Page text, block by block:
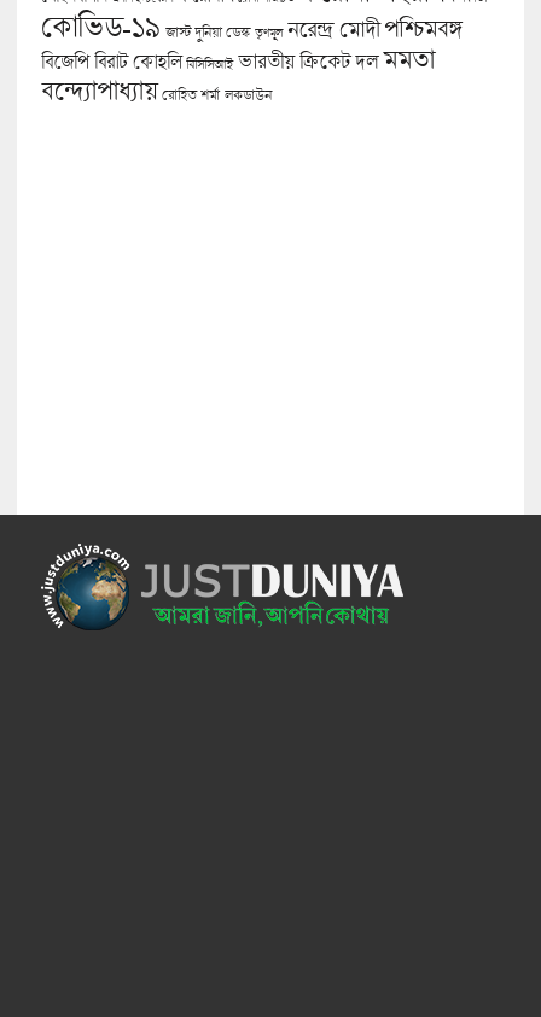
কোভিড-১৯ জাস্ট দুনিয়া ডেস্ক তৃণমূল নরেন্দ্র মোদী পশ্চিমবঙ্গ
বিজেপি বিরাট কোহলি বিসিসিআই ভারতীয় ক্রিকেট দল মমতা
বন্দ্যোপাধ্যায় রোহিত শর্মা লকডাউন